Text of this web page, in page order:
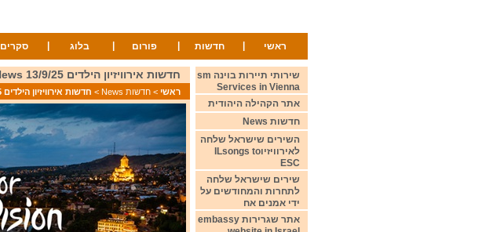
ראשי חדשות פורום בלוג סקרים
חדשות אירוויזיון הילדים 13/9/25 JESC News
ראשי > חדשות News > חדשות אירוויזיון הילדים 13/9/25 JESC News
שירותי תיירות בוינה sm
Services in Vienna
אתר הקהילה היהודית
חדשות News
השירים שישראל שלחה
לאירוויזיוILsongs to
ESC
שירים שישראל שלחה
לתחרות והמחודשים על
ידי אמנים אח
אתר שגרירות embassy